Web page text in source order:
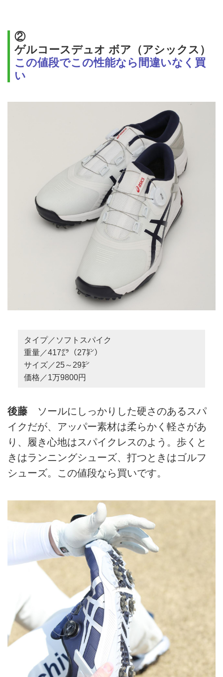
②
ゲルコースデュオ ボア（アシックス）
この値段でこの性能なら間違いなく買
い
タイプ／ソフトスパイク
重量／417㌘（27㌢）
サイズ／25～29㌢
価格／1万9800円
後藤 ソールにしっかりした硬さのあるスパ
イクだが、アッパー素材は柔らかく軽さがあ
り、履き心地はスパイクレスのよう。歩くと
きはランニングシューズ、打つときはゴルフ
シューズ。この値段なら買いです。